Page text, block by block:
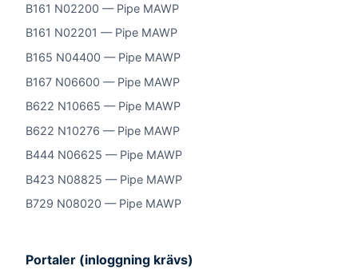
B161 N02200 — Pipe MAWP
B161 N02201 — Pipe MAWP
B165 N04400 — Pipe MAWP
B167 N06600 — Pipe MAWP
B622 N10665 — Pipe MAWP
B622 N10276 — Pipe MAWP
B444 N06625 — Pipe MAWP
B423 N08825 — Pipe MAWP
B729 N08020 — Pipe MAWP
Portaler (inloggning krävs)